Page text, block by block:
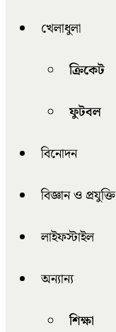
খেলাধুলা
ক্রিকেট
ফুটবল
বিনোদন
বিজ্ঞান ও প্রযুক্তি
লাইফস্টাইল
অন্যান্য
শিক্ষা